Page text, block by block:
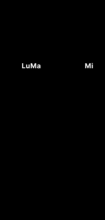
LuMa Mi